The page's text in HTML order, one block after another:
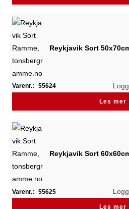
Reykjavik Sort
Varenr.: 55624
Les mer
Reykjavik Sort
Varenr.: 55625
Les mer